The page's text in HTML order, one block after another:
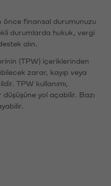
önce finansal durumunuzu
durumlarda hukuk, vergi
alın.
(TPW) içeriklerinden
zarar, kayıp veya
TPW kullanımı,
düşüşüne yol açabilir. Bazı